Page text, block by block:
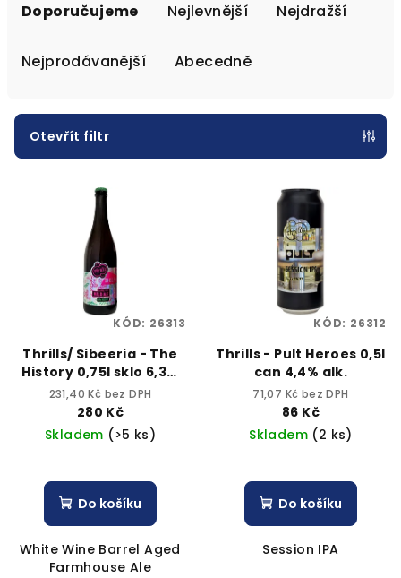
r
Doporučujeme Nejlevnější Nejdražší
Nejprodávanější Abecedně
Otevřít filtr
Thrills/ Sibeeria - The
History 0,75l sklo 6,3%
alk.
231,40 Kč bez DPH
280 Kč
Skladem (>5 ks)
Do košíku
White Wine Barrel Aged
Farmhouse Ale
KÓD: 26313
Thrills - Pult Heroes 0,5l
can 4,4% alk.
71,07 Kč bez DPH
86 Kč
Skladem (2 ks)
Do košíku
Session IPA
KÓD: 26312